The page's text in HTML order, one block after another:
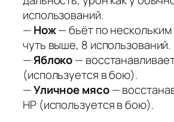
использований.
—Нож— бьёт по
чуть выше, 8 использований.
—Яблоко—
(используется в бою).
—Уличное мясо—
HP (используется в бою).